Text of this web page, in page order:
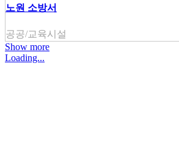
노원 소방서
공공/교육시설
Show more
Loading...